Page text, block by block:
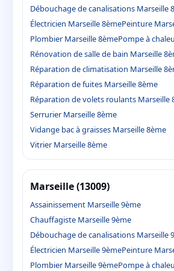
Débouchage de canalisations Marseille
Électricien Marseille 8èmePeinture
Plombier Marseille 8èmePompe à
Rénovation de salle de bain Marseille
Réparation de climatisation Marseille
Réparation de fuites Marseille 8ème
Réparation de volets roulants Marseille
Serrurier Marseille 8ème
Vidange bac à graisses Marseille 8ème
Vitrier Marseille 8ème
Marseille (13009)
Assainissement Marseille 9ème
Chauffagiste Marseille 9ème
Débouchage de canalisations Marseille
Électricien Marseille 9èmePeinture
Plombier Marseille 9èmePompe à